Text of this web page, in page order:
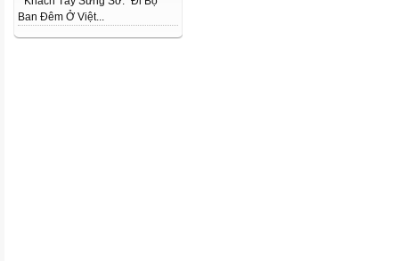
Ban Đêm Ở Việt...